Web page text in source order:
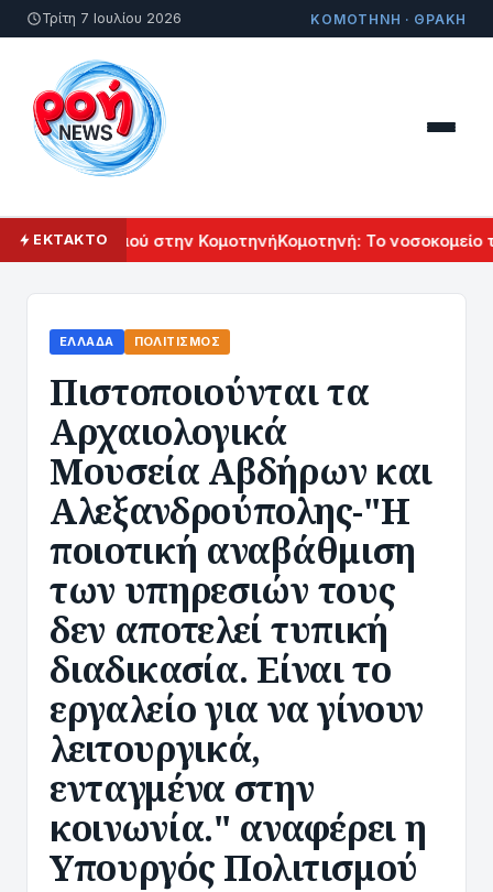
Τρίτη 7 Ιουλίου 2026 ΚΟΜΟΤΗΝΗ · ΘΡΑΚΗ
ΕΚΤΑΚΤΟ
Πολιτισμού στην ΚομοτηνήΚομοτηνή: Το νοσοκομείο
ΕΛΛΆΔΑ ΠΟΛΙΤΙΣΜΌΣ
Πιστοποιούνται τα
Αρχαιολογικά
Μουσεία Αβδήρων και
Αλεξανδρούπολης-"Η
ποιοτική αναβάθμιση
των υπηρεσιών τους
δεν αποτελεί τυπική
διαδικασία. Είναι το
εργαλείο για να γίνουν
λειτουργικά,
ενταγμένα στην
κοινωνία." αναφέρει η
Υπουργός Πολιτισμού